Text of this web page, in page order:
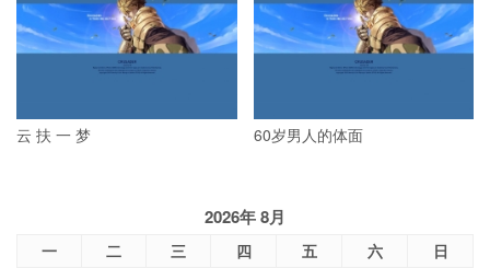
云 扶 一 梦 60岁男人的体面
2026年 8月
一 二 三 四 五 六
日